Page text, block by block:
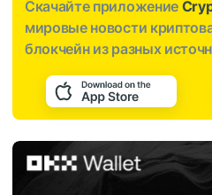
Скачайте приложение
мировые новости
блокчейн из разных